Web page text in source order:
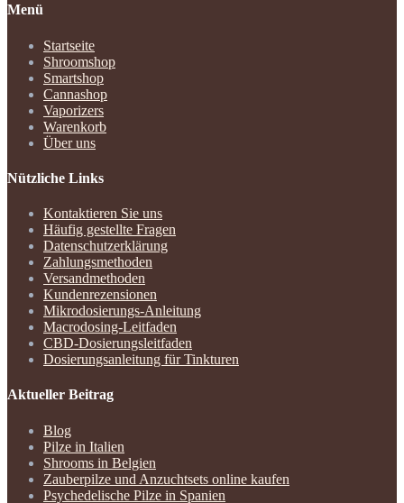
Menü
Startseite
Shroomshop
Smartshop
Cannashop
Vaporizers
Warenkorb
Über uns
Nützliche Links
Kontaktieren Sie uns
Häufig gestellte Fragen
Datenschutzerklärung
Zahlungsmethoden
Versandmethoden
Kundenrezensionen
Mikrodosierungs-Anleitung
Macrodosing-Leitfaden
CBD-Dosierungsleitfaden
Dosierungsanleitung für Tinkturen
Aktueller Beitrag
Blog
Pilze in Italien
Shrooms in Belgien
Zauberpilze und Anzuchtsets online kaufen
Psychedelische Pilze in Spanien